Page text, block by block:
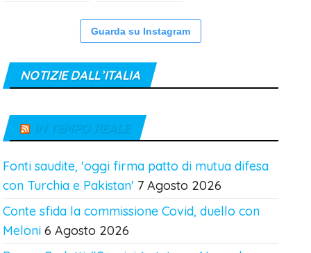
Guarda su Instagram
NOTIZIE DALL’ITALIA
IN TEMPO REALE
Fonti saudite, 'oggi firma patto di mutua difesa
con Turchia e Pakistan' 7 Agosto 2026
Conte sfida la commissione Covid, duello con
Meloni 6 Agosto 2026